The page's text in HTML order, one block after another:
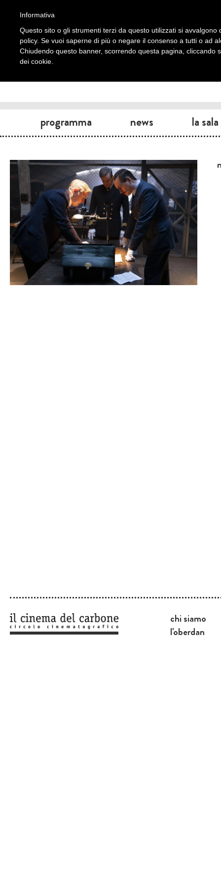
programma news la sala
chi siamo
l'oberdan
Informativa
Questo sito o gli strumenti terzi da questo utilizzati si
policy. Se vuoi saperne di più o negare il consenso a tutti o ad
Chiudendo questo banner, scorrendo questa pagina, cliccando
dei cookie.